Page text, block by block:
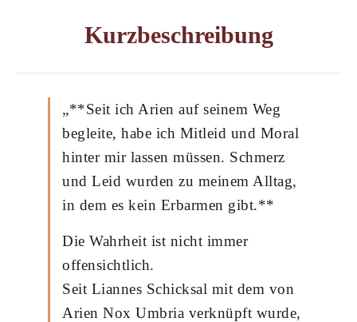
Kurzbeschreibung
„**Seit ich Arien auf seinem Weg
begleite, habe ich Mitleid und Moral
hinter mir lassen müssen. Schmerz
und Leid wurden zu meinem Alltag,
in dem es kein Erbarmen gibt.**
Die Wahrheit ist nicht immer
offensichtlich.
Seit Liannes Schicksal mit dem von
Arien Nox Umbria verknüpft wurde,